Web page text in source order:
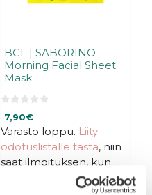
BCL | SABORINO
Morning Facial Sheet
Mask
0
:
s
t
7,90€
Varasto loppu. Liity
odotuslistalle tästä, niin
saat ilmoituksen, kun
tuote on jälleen